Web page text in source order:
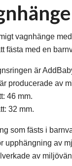
vagnhänge
fästa med en
är
producerade av
46 mm.
32 mm.
som fästs i
upphängning av
av